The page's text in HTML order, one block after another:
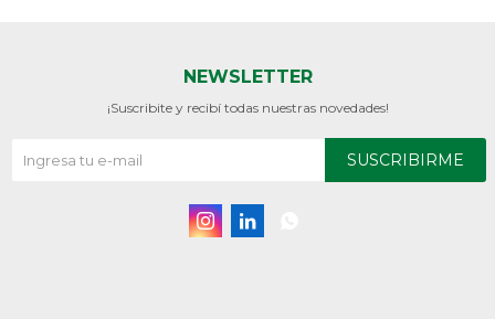
NEWSLETTER
¡Suscribite y recibí todas nuestras novedades!
SUSCRIBIRME
 